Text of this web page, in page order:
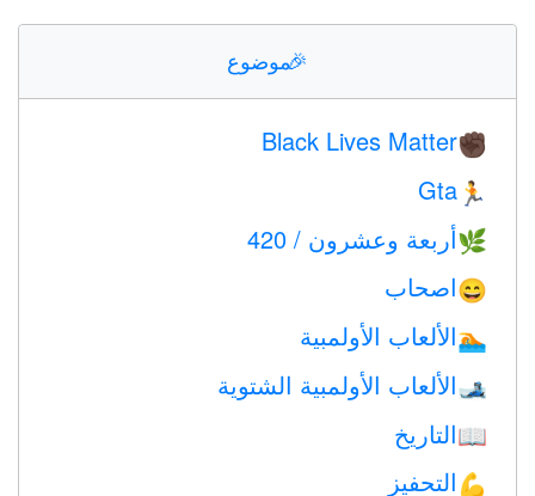
🎉موضوع
✊🏿
Black Lives Matter
🏃
Gta
🌿أربعة وعشرون / 420
😄اصحاب
🏊الألعاب الأولمبية
🎿الألعاب الأولمبية الشتوية
📖التاريخ
💪 التحفيز